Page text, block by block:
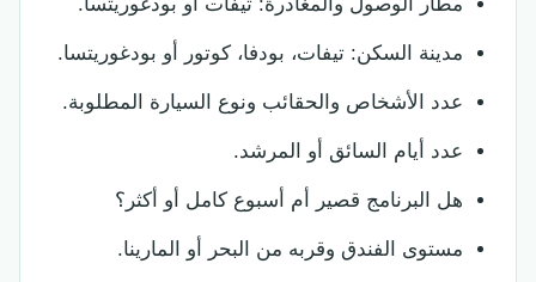
مدينة السكن: تيفات، بودفا، كوتور أو بودغوريتسا.
عدد الأشخاص والحقائب ونوع السيارة المطلوبة.
عدد أيام السائق أو المرشد.
هل البرنامج قصير أم أسبوع كامل أو أكثر؟
مستوى الفندق وقربه من البحر أو المارينا.